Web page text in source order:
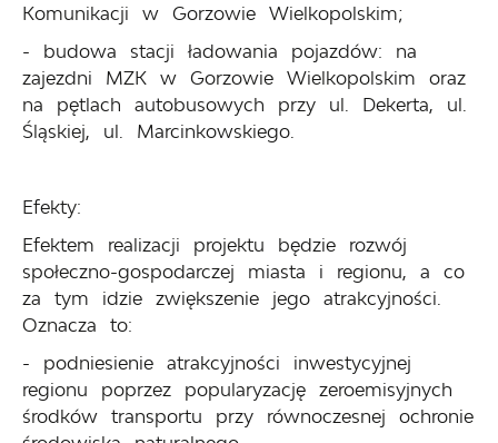
Komunikacji w Gorzowie Wielkopolskim;
- budowa stacji ładowania pojazdów: na
zajezdni MZK w Gorzowie Wielkopolskim oraz
na pętlach autobusowych przy ul. Dekerta, ul.
Śląskiej, ul. Marcinkowskiego.
Efekty:
Efektem realizacji projektu będzie rozwój
społeczno-gospodarczej miasta i regionu, a co
za tym idzie zwiększenie jego atrakcyjności.
Oznacza to:
- podniesienie atrakcyjności inwestycyjnej
regionu poprzez popularyzację zeroemisyjnych
środków transportu przy równoczesnej ochronie